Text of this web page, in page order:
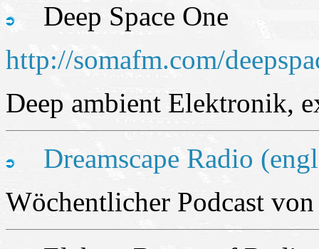
Deep Space One
http://somafm.com/
Deep ambient Elektronik,
Dreamscape Radio
Wöchentlicher Podcast